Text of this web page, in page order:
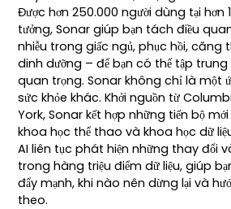
Được hơn 250.000 người dùng tại hơn
tưởng, Sonar giúp bạn tách điều
nhiễu trong giấc ngủ, phục hồi, căng
dinh dưỡng – để bạn có thể tập
quan trọng. Sonar không chỉ là một
sức khỏe khác. Khởi nguồn từ
York, Sonar kết hợp những tiến bộ
khoa học thể thao và khoa học dữ
AI liên tục phát hiện những thay đổi
trong hàng triệu điểm dữ liệu, giúp
đẩy mạnh, khi nào nên dừng lại và
theo.